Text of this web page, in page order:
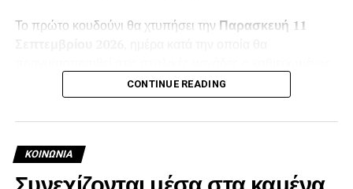
Το πρώτο κουδούνι θα χτυπήσει την Παρασκευή 11
αγιασμός για την έναρξη των μαθημάτων.
Νηπιαγωγεία και τα Δημοτικά όσο και στα Γυμνάσια και τα
Λύκεια. Όταν η συγκεκριμένη ημερομηνία συμπίπτει με
CONTINUE READING
ΚΟΙΝΩΝΊΑ